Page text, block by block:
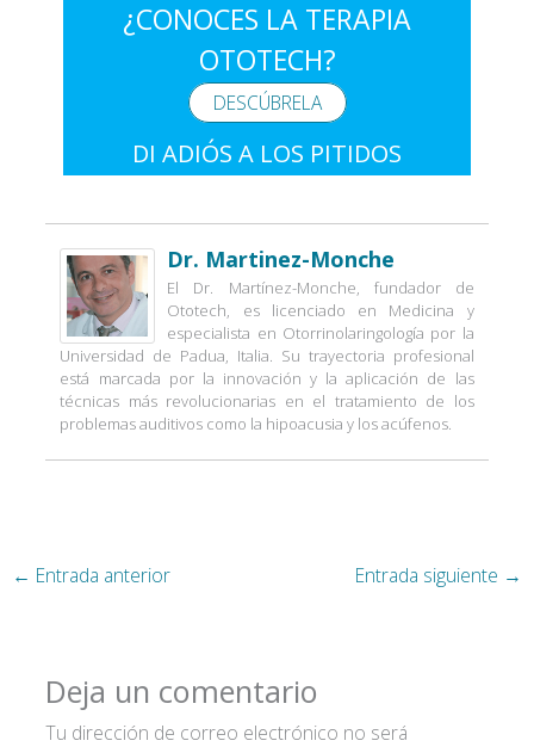
¿CONOCES LA TERAPIA
OTOTECH?
DESCÚBRELA
DI ADIÓS A LOS PITIDOS
Dr. Martinez-Monche
El Dr. Martínez-Monche, fundador de
Ototech, es licenciado en Medicina y
especialista en Otorrinolaringología por la
Universidad de Padua, Italia. Su trayectoria profesional
está marcada por la innovación y la aplicación de las
técnicas más revolucionarias en el tratamiento de los
problemas auditivos como la hipoacusia y los acúfenos.
← Entrada anterior Entrada siguiente →
Deja un comentario
Tu dirección de correo electrónico no será